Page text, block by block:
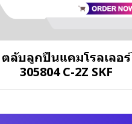
ตลับลูกปืนแคมโรลเลอร์
305804 C-2Z SKF